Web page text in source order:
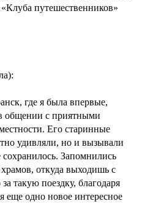
путешественников»
где я была впервые,
общении с приятными
Его старинные
удивляли, но и вызывали
сохранилось. Запомнились
откуда выходишь с
такую поездку, благодаря
еще одно новое интересное